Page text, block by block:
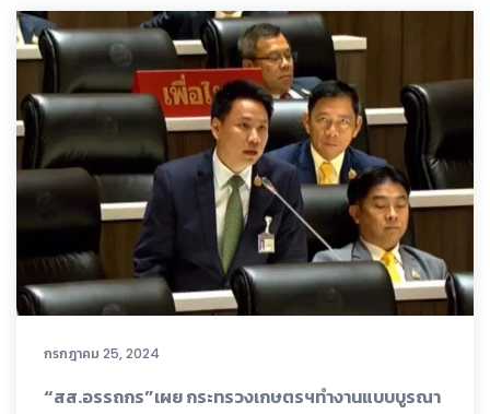
กรกฎาคม 25, 2024
“สส.อรรถกร”เผย กระทรวงเกษตรฯทำงานแบบบูรณา